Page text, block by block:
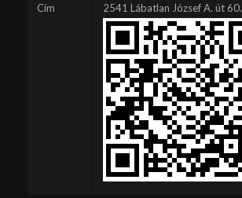
Cím 2541 Lábatlan József A. út 60.